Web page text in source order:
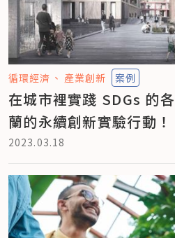
循環經濟 產業創新 案例
在城市裡實踐 SDGs 的
蘭的永續創新實驗行動！
2023.03.18